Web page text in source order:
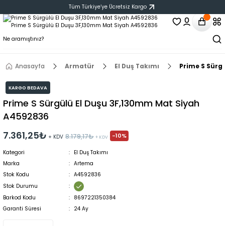
Tüm Türkiye‘ye Ücretsiz Kargo
Anasayfa Armatür El Duş Takımı Prime S
KARGO BEDAVA
Prime S Sürgülü El Duşu 3F,130mm Mat Siyah
A4592836
7.361,25₺ + KDV 8.179,17₺ + KDV -10%
Kategori
El Duş Takımı
Marka
Artema
Stok Kodu
A4592836
Stok Durumu
Barkod Kodu
8697221350384
Garanti Süresi
24 Ay